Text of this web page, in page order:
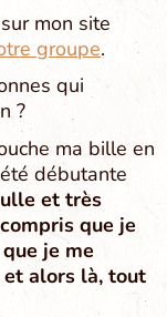
mon site
groupe.
qui
?
ma bille en
débutante
et très
que je
je me
alors là, tout